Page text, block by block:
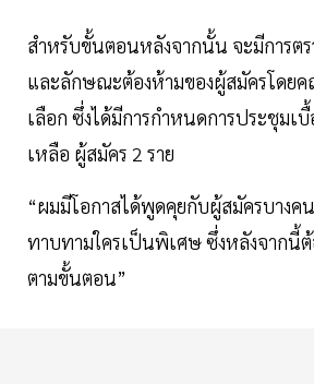
สำหรับขั้นตอนหลังจากนั้น จะมีการต
และลักษณะต้องห้ามของผู้สมัครโดยค
เลือก ซึ่งได้มีการกำหนดการประชุมเ
เหลือ ผู้สมัคร 2 ราย
“ผมมีโอกาสได้พูดคุยกับผู้สมัครบางค
ทาบทามใครเป็นพิเศษ ซึ่งหลังจากนี้ต้
ตามขั้นตอน”